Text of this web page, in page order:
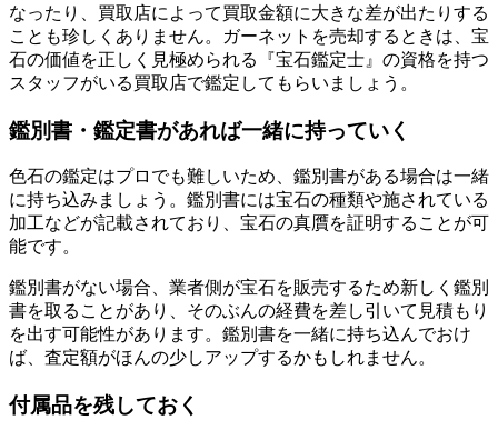
なったり、買取店によって買取金額に大きな差が出たりする
ことも珍しくありません。ガーネットを売却するときは、宝
石の価値を正しく見極められる『宝石鑑定士』の資格を持つ
スタッフがいる買取店で鑑定してもらいましょう。
鑑別書・鑑定書があれば一緒に持っていく
色石の鑑定はプロでも難しいため、鑑別書がある場合は一緒
に持ち込みましょう。鑑別書には宝石の種類や施されている
加工などが記載されており、宝石の真贋を証明することが可
能です。
鑑別書がない場合、業者側が宝石を販売するため新しく鑑別
書を取ることがあり、そのぶんの経費を差し引いて見積もり
を出す可能性があります。鑑別書を一緒に持ち込んでおけ
ば、査定額がほんの少しアップするかもしれません。
付属品を残しておく